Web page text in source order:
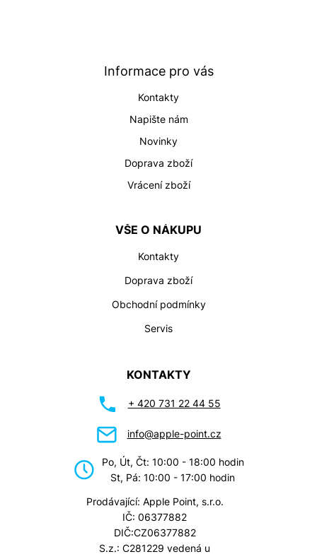
Informace pro vás
Kontakty
Napište nám
Novinky
Doprava zboží
Vrácení zboží
VŠE O NÁKUPU
Kontakty
Doprava zboží
Obchodní podmínky
Servis
KONTAKTY
+ 420 731 22 44 55
info@apple-point.cz
Po, Út, Čt: 10:00 - 18:00 hodin
St, Pá: 10:00 - 17:00 hodin
Prodávající: Apple Point, s.r.o.
IČ: 06377882
DIČ:CZ06377882
S.z.: C281229 vedená u